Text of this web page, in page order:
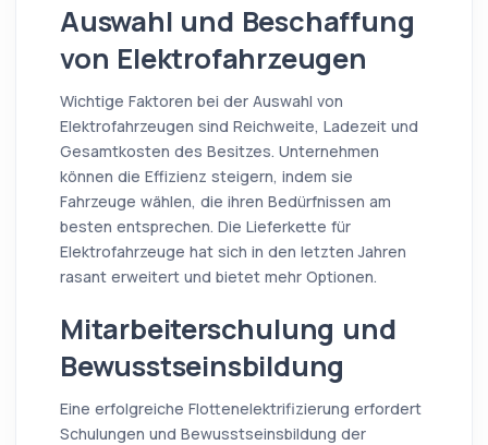
Auswahl und Beschaffung
von Elektrofahrzeugen
Wichtige Faktoren bei der Auswahl von
Elektrofahrzeugen sind Reichweite, Ladezeit und
Gesamtkosten des Besitzes. Unternehmen
können die Effizienz steigern, indem sie
Fahrzeuge wählen, die ihren Bedürfnissen am
besten entsprechen. Die Lieferkette für
Elektrofahrzeuge hat sich in den letzten Jahren
rasant erweitert und bietet mehr Optionen.
Mitarbeiterschulung und
Bewusstseinsbildung
Eine erfolgreiche Flottenelektrifizierung erfordert
Schulungen und Bewusstseinsbildung der